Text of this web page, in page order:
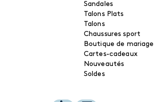
Sandales
Talons Plats
Talons
Chaussures sport
Boutique de mariage
Cartes-cadeaux
Nouveautés
Soldes